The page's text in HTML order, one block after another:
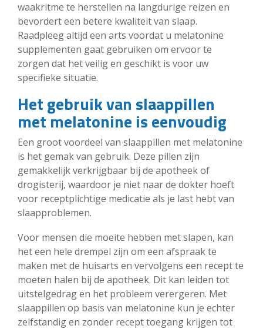
waakritme te herstellen na langdurige reizen en
bevordert een betere kwaliteit van slaap.
Raadpleeg altijd een arts voordat u melatonine
supplementen gaat gebruiken om ervoor te
zorgen dat het veilig en geschikt is voor uw
specifieke situatie.
Het gebruik van slaappillen
met melatonine is eenvoudig
Een groot voordeel van slaappillen met melatonine
is het gemak van gebruik. Deze pillen zijn
gemakkelijk verkrijgbaar bij de apotheek of
drogisterij, waardoor je niet naar de dokter hoeft
voor receptplichtige medicatie als je last hebt van
slaapproblemen.
Voor mensen die moeite hebben met slapen, kan
het een hele drempel zijn om een afspraak te
maken met de huisarts en vervolgens een recept te
moeten halen bij de apotheek. Dit kan leiden tot
uitstelgedrag en het probleem verergeren. Met
slaappillen op basis van melatonine kun je echter
zelfstandig en zonder recept toegang krijgen tot